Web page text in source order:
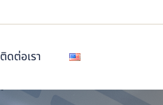
ติดต่อเรา